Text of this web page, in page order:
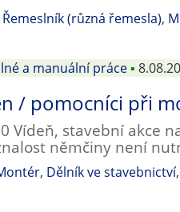
Řemeslník (různá řemesla),
a manuální práce▪
/ pomocníci při
Vídeň, stavební akce
němčiny není
, Dělník ve stavebnictví,